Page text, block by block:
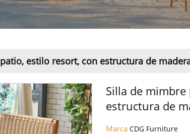
estilo resort, con estructura de
Silla de
estructura de
MarcaCDG Furniture